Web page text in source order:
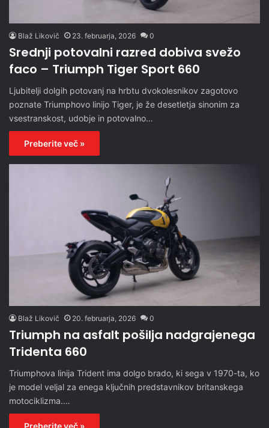
Blaž Likovič 23. februarja, 2026 0
Srednji potovalni razred dobiva svežo
faco – Triumph Tiger Sport 660
Ljubitelji dolgih potovanj na hrbtu dvokolesnikov zagotovo
poznate Triumphovo linijo Tiger, je že desetletja sinonim za
vsestranskost, udobje in potovalno…
Preberite več »
Blaž Likovič 20. februarja, 2026 0
Triumph na asfalt pošilja nadgrajenega
Tridenta 660
Triumphova linija Trident ima dolgo brado, ki sega v 1970-ta, ko
je model veljal za enega ključnih predstavnikov britanskega
motociklizma.…
Preberite več »